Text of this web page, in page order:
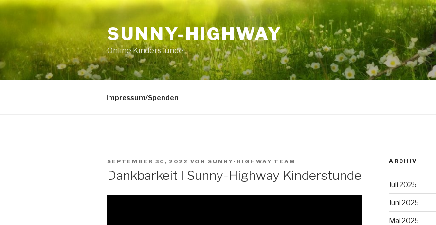
Zum
SUNNY-HIGHWAY
Online Kinderstunde
Impressum/Spenden
VERÖFFENTLICHT
SEPTEMBER 30, 2022 VON SUNNY-HIGHWAY TEAM
Dankbarkeit I Sunny-Highway Kinderstunde
ARCHIV
Juli 2025
Juni 2025
Mai 2025